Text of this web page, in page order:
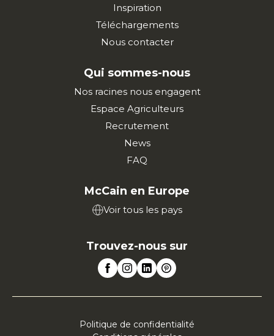
Inspiration
Téléchargements
Nous contacter
Qui sommes-nous
Nos racines nous engagent
Espace Agriculteurs
Recrutement
News
FAQ
McCain en Europe
Voir tous les pays
Trouvez-nous sur
Politique de confidentialité